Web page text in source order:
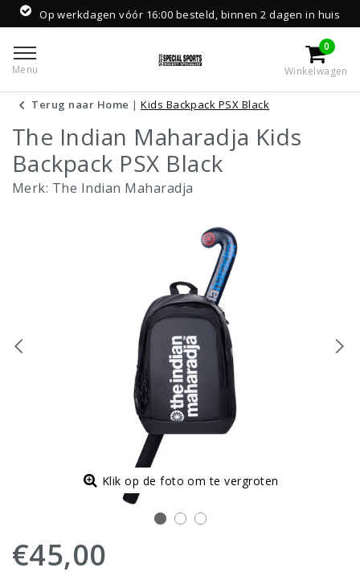
Op werkdagen vóór 16:00 besteld, binnen 2 dagen in huis
Menu
0
Winkelwagen
Terug naar Home |Kids Backpack PSX Black
The Indian Maharadja Kids
Backpack PSX Black
Merk: The Indian Maharadja
Klik op de foto om te vergroten
€45,00